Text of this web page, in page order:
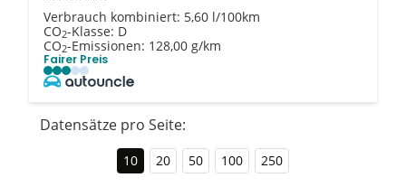
Verbrauch kombiniert: 5,60 l/100km
CO2-Klasse: D
CO2-Emissionen: 128,00 g/km
Fairer Preis
Datensätze pro Seite:
10 20 50 100 250